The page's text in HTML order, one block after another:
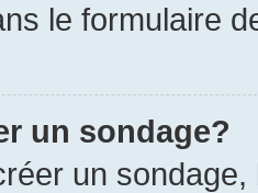
le formulaire
un sondage?
un